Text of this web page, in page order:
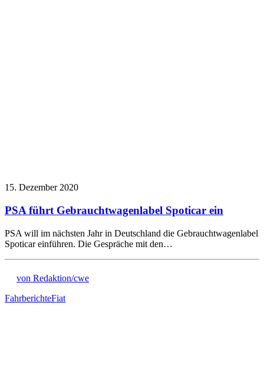
15. Dezember 2020
PSA führt Gebrauchtwagenlabel Spoticar ein
PSA will im nächsten Jahr in Deutschland die Gebrauchtwagenlabel
Spoticar einführen. Die Gespräche mit den…
von Redaktion/cwe
FahrberichteFiat